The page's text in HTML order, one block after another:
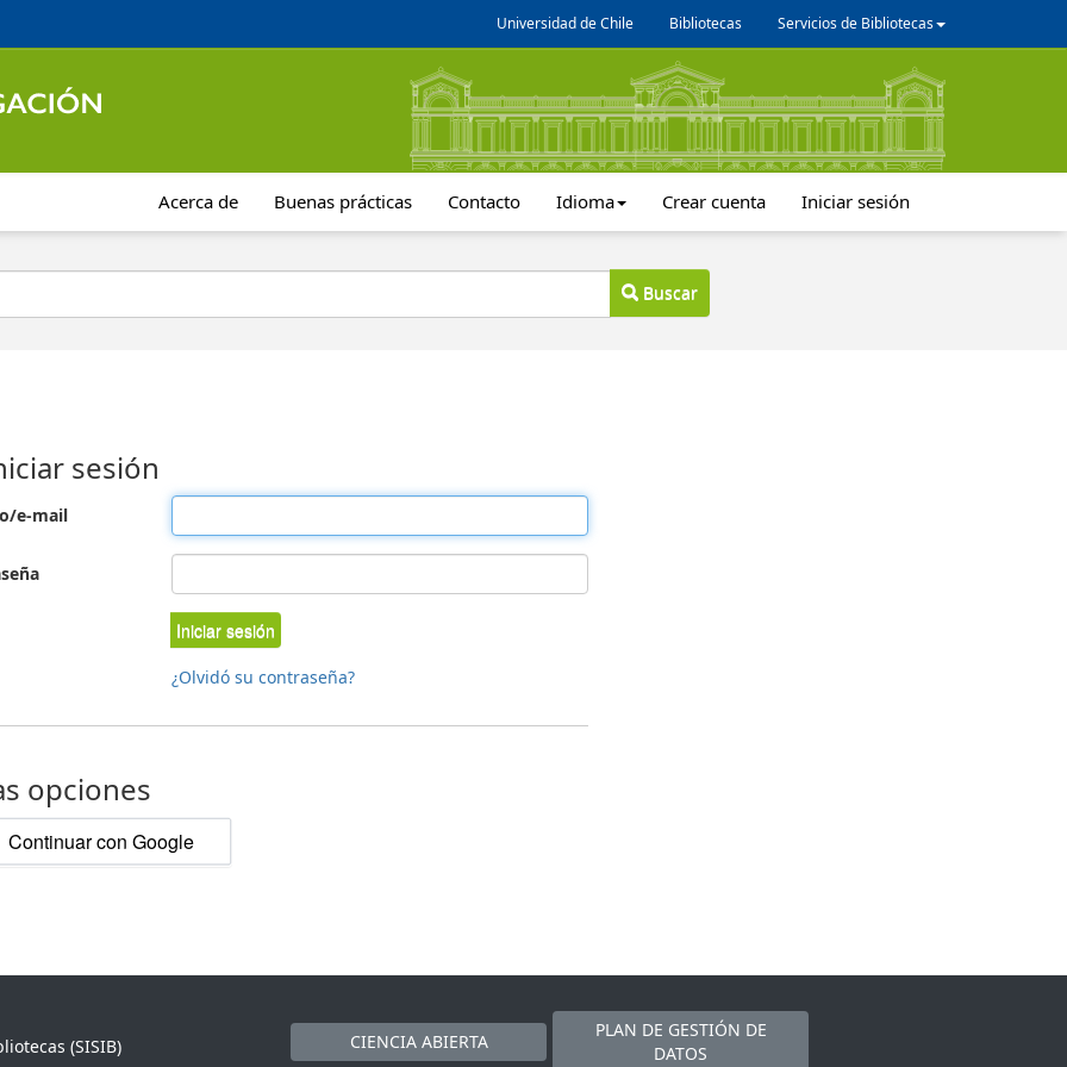
Universidad de Chile Bibliotecas Servicios de Bibliotecas
Acerca de Buenas prácticas Contacto Idioma Crear cuenta Iniciar sesión
Buscar
sesión
e-mail
Iniciar sesión
¿Olvidó su contraseña?
opciones
Continuar con Google
(SISIB)
CIENCIA ABIERTA
PLAN DE GESTIÓN DE
DATOS